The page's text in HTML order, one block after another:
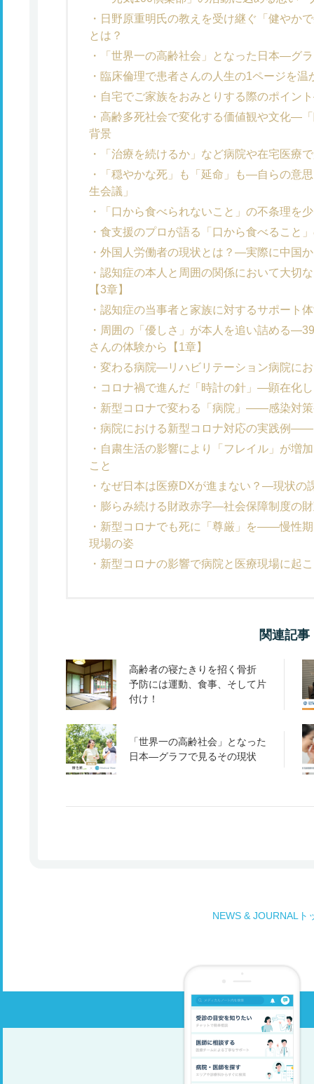
日野原重明氏の教えを受け継ぐ「健やか
とは？
「世界一の高齢社会」となった日本―グ
臨床倫理で患者さんの人生の1ページを
自宅でご家族をおみとりする際のポイン
高齢多死社会で変化する価値観や文化―
背景
「治療を続けるか」など病院や在宅医療
「穏やかな死」も「延命」も―自らの意
生会議」
「口から食べられないこと」の不条理を
食支援のプロが語る「口から食べること
外国人労働者の現状とは？―実際に中国
認知症の本人と周囲の関係において大切
【3章】
認知症の当事者と家族に対するサポート
周囲の「優しさ」が本人を追い詰める
さんの体験から【1章】
変わる病院―リハビリテーション病院に
コロナ禍で進んだ「時計の針」―顕在化
新型コロナで変わる「病院」――感染対
病院における新型コロナ対応の実践例
自粛生活の影響により「フレイル」が増
こと
なぜ日本は医療DXが進まない？―現状の
膨らみ続ける財政赤字―社会保障制度の
新型コロナでも死に「尊厳」を――慢性
現場の姿
新型コロナの影響で病院と医療現場に起
関連記事
高齢者の寝たきりを招く骨折
予防には運動、食事、そして片
付け！
「世界一の高齢社会」となった
日本―グラフで見るその現状
NEWS & JOURNALト